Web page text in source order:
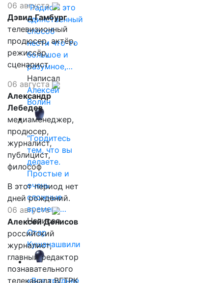
"Радио - это
единственный
способ
нести что-то
большое и
разумное,…
Написал
Алексей
Волин
"Гордитесь
тем, что вы
делаете.
Простые и
очень
сложные
времена…
Написал
Отар
Кушанашвили
«Все труднее
06 августа
Дэвид Гамбург
телевизионный
продюсер, актёр,
режиссёр,
сценарист
06 августа
Александр
Лебедев
медиаменеджер,
продюсер,
журналист,
публицист,
философ
В этот период нет
дней рождений.
06 августа
Алексей Денисов
российский
журналист,
главный редактор
познавательного
телеканала ВГТРК